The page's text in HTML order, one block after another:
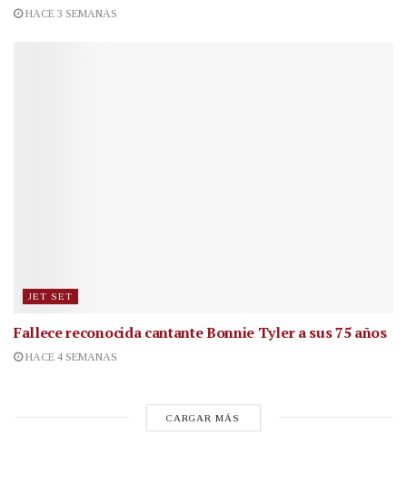
HACE 3 SEMANAS
JET SET
Fallece reconocida cantanteBonnie Tyler a sus 75 años
HACE 4 SEMANAS
CARGAR MÁS